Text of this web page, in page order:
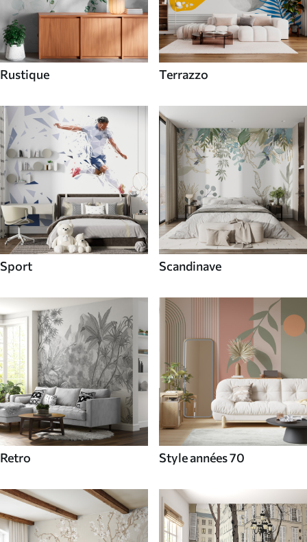
Rustique Terrazzo
Sport Scandinave
Retro Style années 70